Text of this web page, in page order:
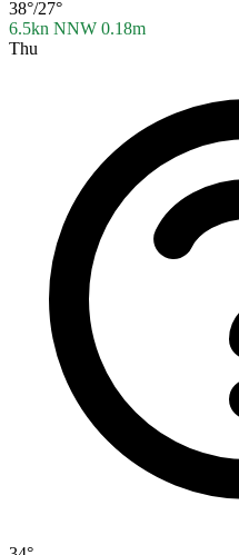
38°/27°
6.5kn NNW 0.18m
Thu